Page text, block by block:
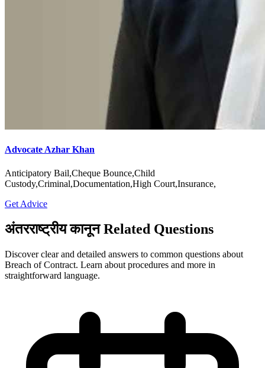
Advocate Azhar Khan
Anticipatory Bail,Cheque Bounce,Child
Custody,Criminal,Documentation,High Court,Insurance,
Get Advice
अंतरराष्ट्रीय कानून Related Questions
Discover clear and detailed answers to common questions about
Breach of Contract. Learn about procedures and more in
straightforward language.